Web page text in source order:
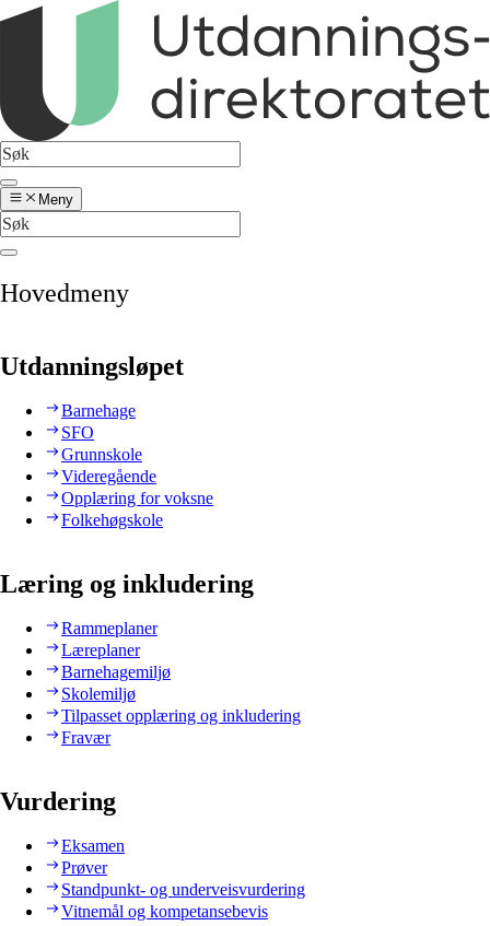
Meny
Hovedmeny
Utdanningsløpet
Barnehage
SFO
Grunnskole
Videregående
Opplæring for voksne
Folkehøgskole
Læring og inkludering
Rammeplaner
Læreplaner
Barnehagemiljø
Skolemiljø
Tilpasset opplæring og inkludering
Fravær
Vurdering
Eksamen
Prøver
Standpunkt- og underveisvurdering
Vitnemål og kompetansebevis